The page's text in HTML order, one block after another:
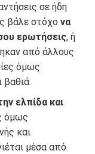
σε ήδη
βάλε στόχο να
ερωτήσεις, ή
από άλλους
όμως
βαθιά.
ελπίδα και
όμως
και
μέσα από